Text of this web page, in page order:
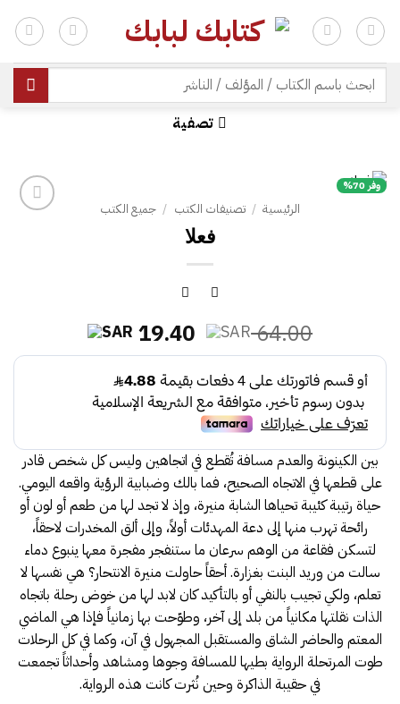
للمحتوى
البحث
عن:
تصفية
وفر 70%
الرئيسية / تصنيفات الكتب / جميع الكتب
فعلا
64.00 السعر
الأصلي
هو:
64.00.
19.40 السعر
الحالي
بين الكينونة والعدم مسافة تُقطع في اتجاهين وليس كل شخص قادر
على قطعها في الاتجاه الصحيح، فما بالك وضبابية الرؤية واقعه اليومي.
حياة رتيبة كئيبة تحياها الشابة منيرة، وإذ لا تجد لها من طعم أو لون أو
رائحة تهرب منها إلى دعة المهدئات أولاً، وإلى ألق المخدرات لاحقاً،
لتسكن فقاعة من الوهم سرعان ما ستنفجر مفجرة معها ينبوع دماء
سالت من وريد البنت بغزارة. أحقاً حاولت منيرة الانتحار؟ هي نفسها لا
تعلم، ولكي تجيب بالنفي أو بالتأكيد كان لابد لها من خوض رحلة باتجاه
الذات نقلتها مكانياً من بلد إلى آخر، وطوّحت بها زمانياً فإذا هي الماضي
المعتم والحاضر الشاق والمستقبل المجهول في آن، وكما في كل الرحلات
طوت المرتحلة الرواية بطيها للمسافة وجوها ومشاهد وأحداثاً تجمعت
في حقيبة الذاكرة وحين نُثرت كانت هذه الرواية.
| شحن مجاني للطلبات +300 ريال | تغليف مجاني للطلبات +150 ريال |